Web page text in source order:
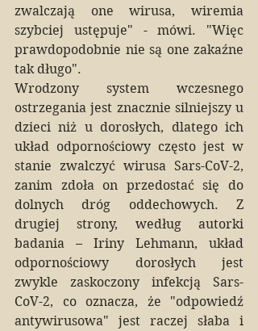
zwalczają one wirusa, wiremia
szybciej ustępuje" - mówi. "Więc
prawdopodobnie nie są one zakaźne
tak długo".
Wrodzony system wczesnego
ostrzegania jest znacznie silniejszy u
dzieci niż u dorosłych, dlatego ich
układ odpornościowy często jest w
stanie zwalczyć wirusa Sars-CoV-2,
zanim zdoła on przedostać się do
dolnych dróg oddechowych. Z
drugiej strony, według autorki
badania – Iriny Lehmann, układ
odpornościowy dorosłych jest
zwykle zaskoczony infekcją Sars-
CoV-2, co oznacza, że "odpowiedź
antywirusowa" jest raczej słaba i